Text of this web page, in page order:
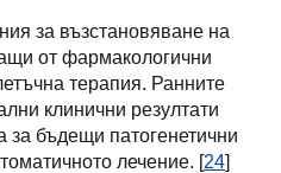
за възстановяване на
от фармакологични
терапия. Ранните
клинични резултати
за бъдещи патогенетични
лечение. [24]